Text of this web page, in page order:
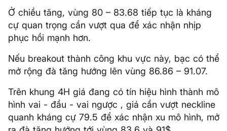
Ở chiều tăng, vùng 80 – 83.68 tiếp tục là kháng
cự quan trọng cần vượt qua để xác nhận nhịp
phục hồi mạnh hơn.
Nếu breakout thành công khu vực này, bạc có thể
mở rộng đà tăng hướng lên vùng 86.86 – 91.07.
Trên khung 4H giá đang có tín hiệu hình thành mô
hình vai - đầu - vai ngược , giá cần vượt neckline
quanh kháng cự 79.5 để xác nhận xu mô hình, mở